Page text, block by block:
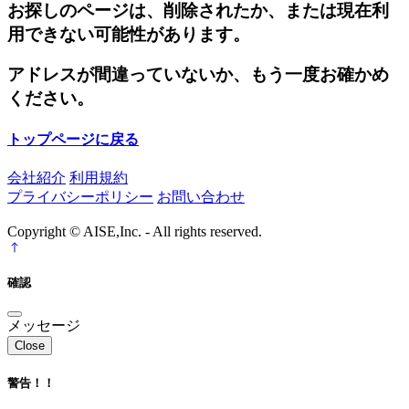
お探しのページは、削除されたか、または現在利
用できない可能性があります。
アドレスが間違っていないか、もう一度お確かめ
ください。
トップページに戻る
会社紹介 利用規約
プライバシーポリシー お問い合わせ
Copyright © AISE,Inc. - All rights reserved.
確認
メッセージ
Close
警告！！